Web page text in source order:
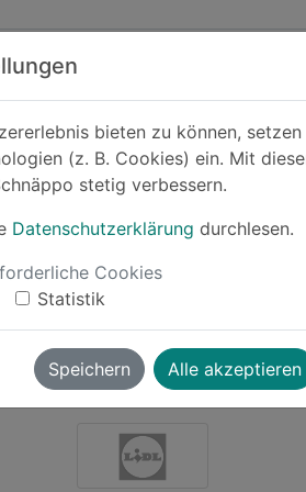
bieten zu können, setzen
(z. B. Cookies) ein. Mit
stetig verbessern.
Datenschutzerklärung durchlesen.
Cookies
Statistik
Speichern Alle akzeptieren